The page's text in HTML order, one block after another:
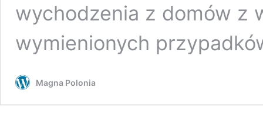
wychodzenia z domów z
wymienionych
Magna Polonia